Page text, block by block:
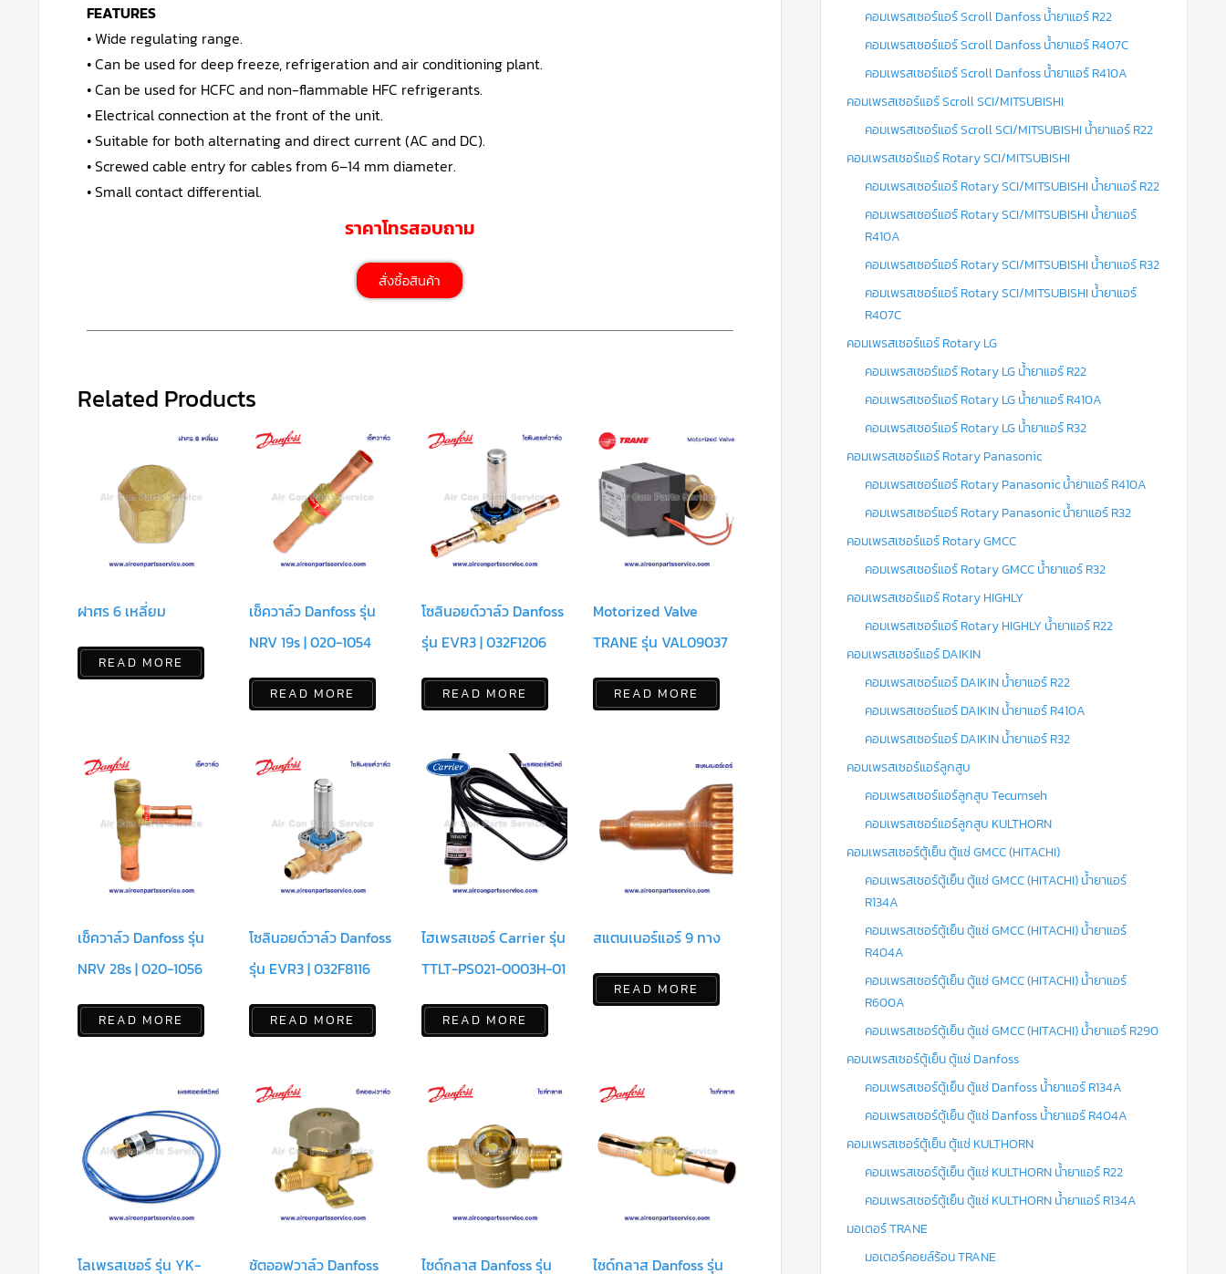
FEATURES
• Wide regulating range.
• Can be used for deep freeze, refrigeration and air conditioning plant.
• Can be used for HCFC and non-flammable HFC refrigerants.
• Electrical connection at the front of the unit.
• Suitable for both alternating and direct current (AC and DC).
• Screwed cable entry for cables from 6–14 mm diameter.
• Small contact differential.
ราคาโทรสอบถาม
สั่งซื้อสินค้า
Related Products
ฝาศร 6 เหลี่ยม
READ MORE
เช็ควาล์ว Danfoss รุ่น
NRV 19s | 020-1054
READ MORE
โซลินอยด์วาล์ว Danfoss
รุ่น EVR3 | 032F1206
READ MORE
Motorized Valve
TRANE รุ่น VAL09037
READ MORE
เช็ควาล์ว Danfoss รุ่น
NRV 28s | 020-1056
READ MORE
โซลินอยด์วาล์ว Danfoss
รุ่น EVR3 | 032F8116
READ MORE
ไฮเพรสเชอร์ Carrier รุ่น
TTLT-PS021-0003H-01
READ MORE
สแตนเนอร์แอร์ 9 ทาง
READ MORE
โลเพรสเชอร์ รุ่น YK- ชัตออฟวาล์ว Danfoss ไซด์กลาส Danfoss รุ่น ไซด์กลาส Danfoss รุ่น
คอมเพรสเซอร์แอร์ Scroll Danfoss น้ำยาแอร์ R22
คอมเพรสเซอร์แอร์ Scroll Danfoss น้ำยาแอร์ R407C
คอมเพรสเซอร์แอร์ Scroll Danfoss น้ำยาแอร์ R410A
คอมเพรสเซอร์แอร์ Scroll SCI/MITSUBISHI
คอมเพรสเซอร์แอร์ Scroll SCI/MITSUBISHI น้ำยาแอร์ R22
คอมเพรสเซอร์แอร์ Rotary SCI/MITSUBISHI
คอมเพรสเซอร์แอร์ Rotary SCI/MITSUBISHI น้ำยาแอร์ R22
คอมเพรสเซอร์แอร์ Rotary SCI/MITSUBISHI น้ำยาแอร์
R410A
คอมเพรสเซอร์แอร์ Rotary SCI/MITSUBISHI น้ำยาแอร์ R32
คอมเพรสเซอร์แอร์ Rotary SCI/MITSUBISHI น้ำยาแอร์
R407C
คอมเพรสเซอร์แอร์ Rotary LG
คอมเพรสเซอร์แอร์ Rotary LG น้ำยาแอร์ R22
คอมเพรสเซอร์แอร์ Rotary LG น้ำยาแอร์ R410A
คอมเพรสเซอร์แอร์ Rotary LG น้ำยาแอร์ R32
คอมเพรสเซอร์แอร์ Rotary Panasonic
คอมเพรสเซอร์แอร์ Rotary Panasonic น้ำยาแอร์ R410A
คอมเพรสเซอร์แอร์ Rotary Panasonic น้ำยาแอร์ R32
คอมเพรสเซอร์แอร์ Rotary GMCC
คอมเพรสเซอร์แอร์ Rotary GMCC น้ำยาแอร์ R32
คอมเพรสเซอร์แอร์ Rotary HIGHLY
คอมเพรสเซอร์แอร์ Rotary HIGHLY น้ำยาแอร์ R22
คอมเพรสเซอร์แอร์ DAIKIN
คอมเพรสเซอร์แอร์ DAIKIN น้ำยาแอร์ R22
คอมเพรสเซอร์แอร์ DAIKIN น้ำยาแอร์ R410A
คอมเพรสเซอร์แอร์ DAIKIN น้ำยาแอร์ R32
คอมเพรสเซอร์แอร์ลูกสูบ
คอมเพรสเซอร์แอร์ลูกสูบ Tecumseh
คอมเพรสเซอร์แอร์ลูกสูบ KULTHORN
คอมเพรสเซอร์ตู้เย็น ตู้แช่ GMCC (HITACHI)
คอมเพรสเซอร์ตู้เย็น ตู้แช่ GMCC (HITACHI) น้ำยาแอร์
R134A
คอมเพรสเซอร์ตู้เย็น ตู้แช่ GMCC (HITACHI) น้ำยาแอร์
R404A
คอมเพรสเซอร์ตู้เย็น ตู้แช่ GMCC (HITACHI) น้ำยาแอร์
R600A
คอมเพรสเซอร์ตู้เย็น ตู้แช่ GMCC (HITACHI) น้ำยาแอร์ R290
คอมเพรสเซอร์ตู้เย็น ตู้แช่ Danfoss
คอมเพรสเซอร์ตู้เย็น ตู้แช่ Danfoss น้ำยาแอร์ R134A
คอมเพรสเซอร์ตู้เย็น ตู้แช่ Danfoss น้ำยาแอร์ R404A
คอมเพรสเซอร์ตู้เย็น ตู้แช่ KULTHORN
คอมเพรสเซอร์ตู้เย็น ตู้แช่ KULTHORN น้ำยาแอร์ R22
คอมเพรสเซอร์ตู้เย็น ตู้แช่ KULTHORN น้ำยาแอร์ R134A
มอเตอร์ TRANE
มอเตอร์คอยล์ร้อน TRANE